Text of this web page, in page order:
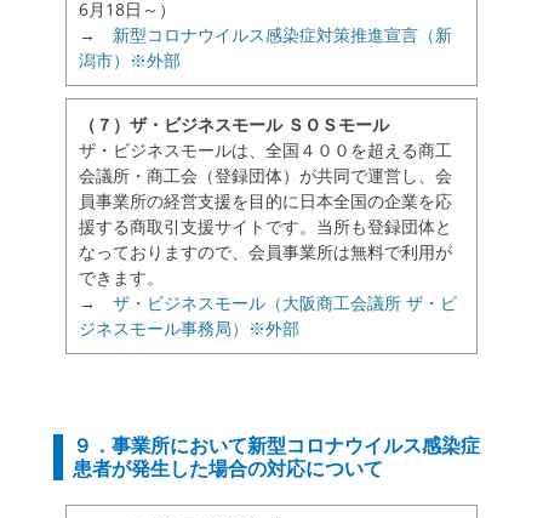
6月18日～）
→ 新型コロナウイルス感染症対策推進宣言（新
潟市）※外部
（７）ザ・ビジネスモール ＳＯＳモール
ザ・ビジネスモールは、全国４００を超える商工
会議所・商工会（登録団体）が共同で運営し、会
員事業所の経営支援を目的に日本全国の企業を応
援する商取引支援サイトです。当所も登録団体と
なっておりますので、会員事業所は無料で利用が
できます。
→ ザ・ビジネスモール（大阪商工会議所 ザ・ビ
ジネスモール事務局）※外部
９．事業所において新型コロナウイルス感染症
患者が発生した場合の対応について